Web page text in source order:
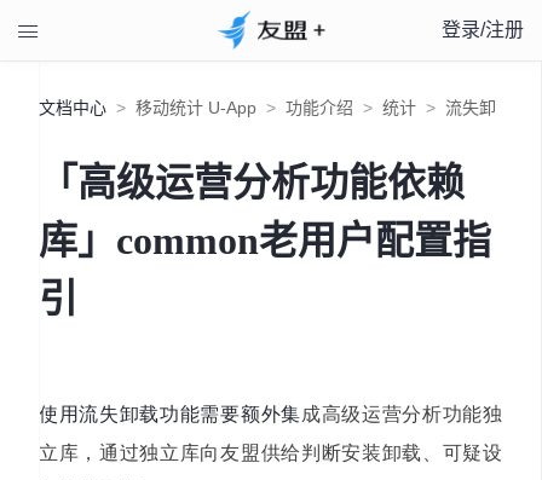
 登录/注册
文档中心 > 移动统计 U-App > 功能介绍 > 统计 > 流失卸
「高级运营分析功能依赖库」common老用户配置指引
「高级运营分析功能依赖
库」common老用户配置指
引
使用流失卸载功能需要额外集成高级运营分析功能独
立库，通过独立库向友盟供给判断安装卸载、可疑设